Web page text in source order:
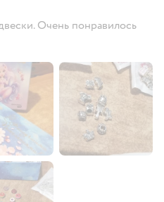
Очень понравилось